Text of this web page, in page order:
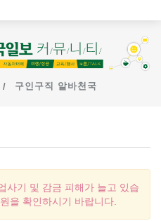
구인구직 알바천국
사기 및 감금 피해가 늘고 있습
을 확인하시기 바랍니다.